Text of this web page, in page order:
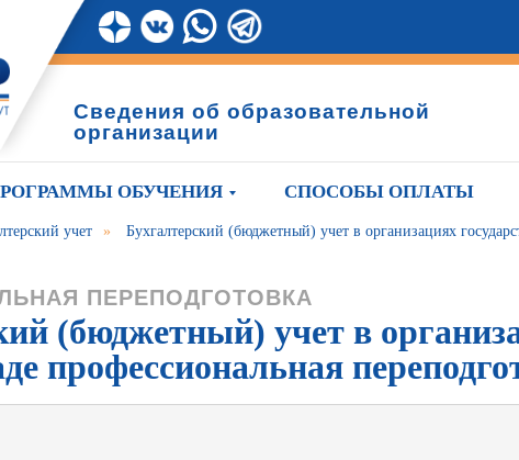
Сведения об образовательной
организации
ОБУЧЕНИЯ СПОСОБЫ ОПЛАТЫ
учет » Бухгалтерский (бюджетный) учет в организациях
ПЕРЕПОДГОТОВКА
(бюджетный) учет в
профессиональная